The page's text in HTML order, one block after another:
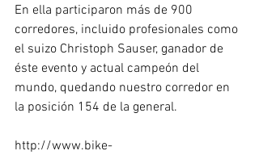
En ella participaron más de 900
corredores, incluido profesionales como
el suizo Christoph Sauser, ganador de
éste evento y actual campeón del
mundo, quedando nuestro corredor en
la posición 154 de la general.
http://www.bike-